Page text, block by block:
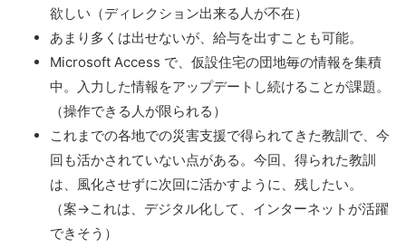
欲しい（ディレクション出来る人が不在）
あまり多くは出せないが、給与を出すことも可能。
Microsoft Access で、仮設住宅の団地毎の情報を集積
中。入力した情報をアップデートし続けることが課題。
（操作できる人が限られる）
これまでの各地での災害支援で得られてきた教訓で、今
回も活かされていない点がある。今回、得られた教訓
は、風化させずに次回に活かすように、残したい。
（案→これは、デジタル化して、インターネットが活躍
できそう）